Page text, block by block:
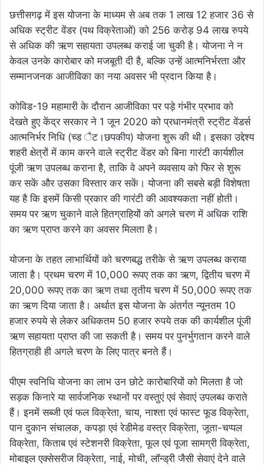
छत्तीसगढ़ में इस योजना के माध्यम से अब तक 1 लाख 12 हजार 36 से
अधिक स्ट्रीट वेंडर (पथ विक्रेताओं) को 256 करोड़ 94 लाख रुपये
से अधिक की ऋण सहायता उपलब्ध कराई जा चुकी है। योजना ने न
केवल उनके कारोबार को मजबूती दी है, बल्कि उन्हें आत्मनिर्भरता और
सम्मानजनक आजीविका का नया अवसर भी प्रदान किया है।
कोविड-19 महामारी के दौरान आजीविका पर पड़े गंभीर प्रभाव को
देखते हुए केंद्र सरकार ने 1 जून 2020 को प्रधानमंत्री स्ट्रीट वेंडर्स
आत्मनिर्भर निधि (च्ड ैट।छपकीप) योजना शुरू की थी। इसका उद्देश्य
शहरी क्षेत्रों में काम करने वाले स्ट्रीट वेंडर को बिना गारंटी कार्यशील
पूंजी ऋण उपलब्ध कराना है, ताकि वे अपने व्यवसाय को फिर से शुरू
कर सकें और उसका विस्तार कर सकें। योजना की सबसे बड़ी विशेषता
यह है कि इसमें किसी प्रकार की गारंटी की आवश्यकता नहीं होती।
समय पर ऋण चुकाने वाले हितग्राहियों को अगले चरण में अधिक राशि
का ऋण प्राप्त करने का अवसर मिलता है।
योजना के तहत लाभार्थियों को चरणबद्ध तरीके से ऋण उपलब्ध कराया
जाता है। प्रथम चरण में 10,000 रूपए तक का ऋण, द्वितीय चरण में
20,000 रूपए तक का ऋण तथा तृतीय चरण में 50,000 रूपए तक
का ऋण दिया जाता है। अर्थात इस योजना के अंतर्गत न्यूनतम 10
हजार रुपये से लेकर अधिकतम 50 हजार रुपये तक की कार्यशील पूंजी
ऋण सहायता प्राप्त की जा सकती है। समय पर पुनर्भुगतान करने वाले
हितग्राही ही अगले चरण के लिए पात्र बनते हैं।
पीएम स्वनिधि योजना का लाभ उन छोटे कारोबारियों को मिलता है जो
सड़क किनारे या सार्वजनिक स्थानों पर वस्तुएं एवं सेवाएं उपलब्ध कराते
हैं। इनमें सब्जी एवं फल विक्रेता, चाय, नाश्ता एवं फास्ट फूड विक्रेता,
पान दुकान संचालक, कपड़ा एवं रेडीमेड वस्त्र विक्रेता, जूता-चप्पल
विक्रेता, किताब एवं स्टेशनरी विक्रेता, फूल एवं पूजा सामग्री विक्रेता,
मोबाइल एक्सेसरीज विक्रेता, नाई, मोची, लॉन्ड्री जैसी सेवाएं देने वाले